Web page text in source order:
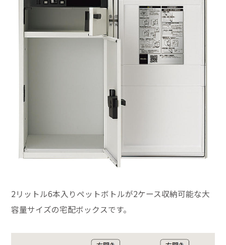
2リットル6本入りペットボトルが2ケース収納可能な大
容量サイズの宅配ボックスです。